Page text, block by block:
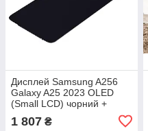
Дисплей Samsung A256
Galaxy A25 2023 OLED
(Small LCD) чорний +
1 807 ₴